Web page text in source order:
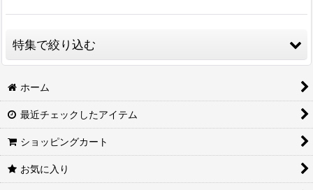
特集で絞り込む
醤油
徑山寺味噌
味噌
合わせ味噌
ホーム
最近チェックしたアイテム
ショッピングカート
お気に入り